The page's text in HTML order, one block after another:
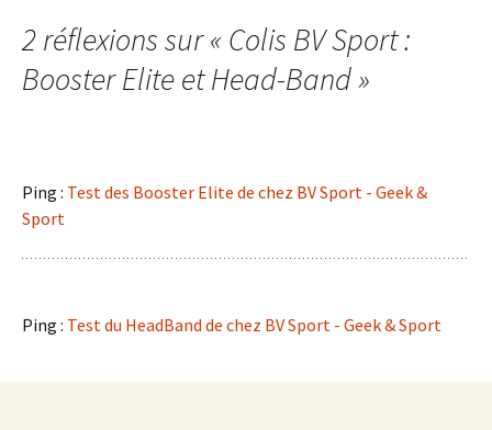
articles
2 réflexions sur « Colis BV Sport :
Booster Elite et Head-Band»
Ping : Test des Booster Elite de chez BV Sport - Geek &
Sport
Ping : Test du HeadBand de chez BV Sport - Geek & Sport